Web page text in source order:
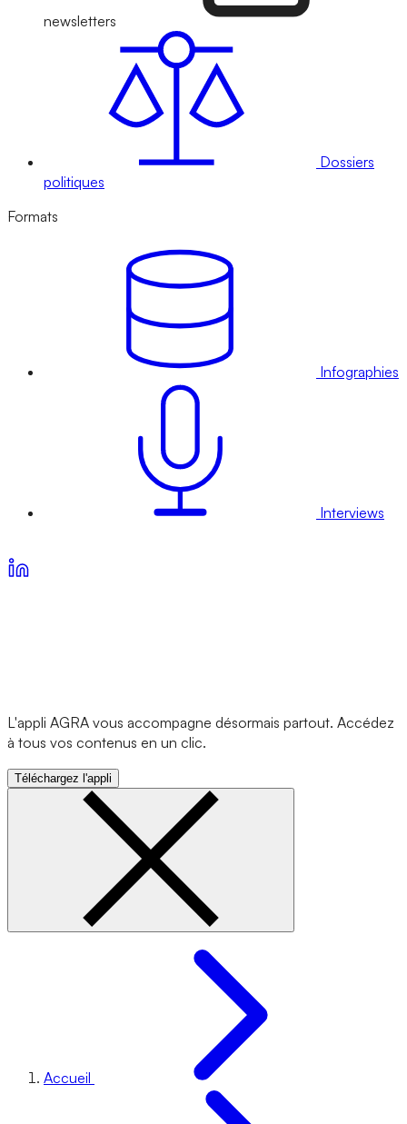
newsletters
Dossiers
politiques
Formats
Infographies
Interviews
L'appli AGRA vous accompagne désormais partout. Accédez
à tous vos contenus en un clic.
Téléchargez l'appli
Accueil